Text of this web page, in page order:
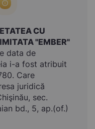
CU
"EMBER"
data de
i-a fost atribuit
Care
juridică
sec.
bd., 5, ap.(of.)